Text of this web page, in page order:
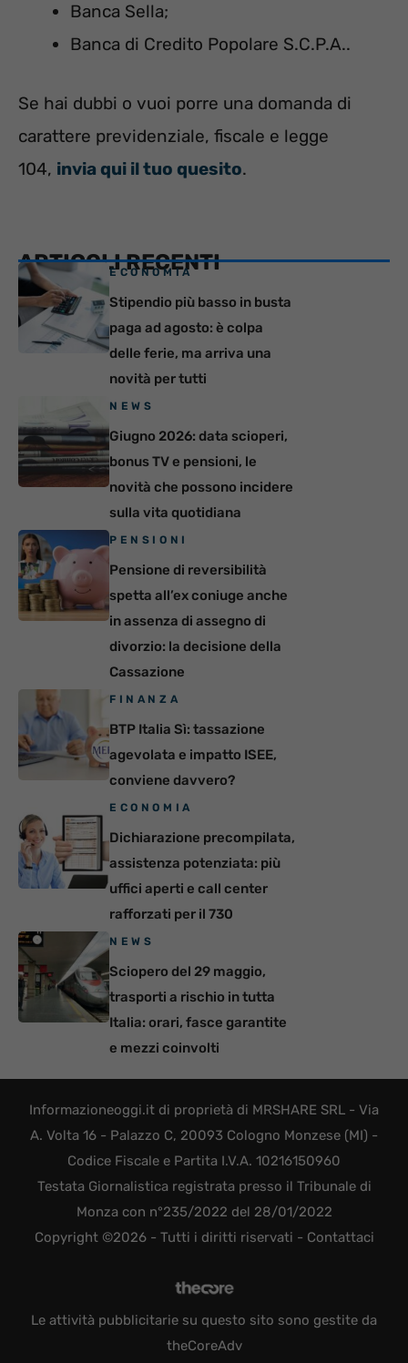
Banca Sella;
Banca di Credito Popolare S.C.P.A..
Se hai dubbi o vuoi porre una domanda di
carattere previdenziale, fiscale e legge
104, invia qui il tuo quesito.
ARTICOLI RECENTI
ECONOMIA
Stipendio più basso in busta
paga ad agosto: è colpa
delle ferie, ma arriva una
novità per tutti
NEWS
Giugno 2026: data scioperi,
bonus TV e pensioni, le
novità che possono incidere
sulla vita quotidiana
PENSIONI
Pensione di reversibilità
spetta all’ex coniuge anche
in assenza di assegno di
divorzio: la decisione della
Cassazione
FINANZA
BTP Italia Sì: tassazione
agevolata e impatto ISEE,
conviene davvero?
ECONOMIA
Dichiarazione precompilata,
assistenza potenziata: più
uffici aperti e call center
rafforzati per il 730
NEWS
Sciopero del 29 maggio,
trasporti a rischio in tutta
Italia: orari, fasce garantite
e mezzi coinvolti
Informazioneoggi.it di proprietà di MRSHARE SRL - Via
A. Volta 16 - Palazzo C, 20093 Cologno Monzese (MI) -
Codice Fiscale e Partita I.V.A. 10216150960
Testata Giornalistica registrata presso il Tribunale di
Monza con n°235/2022 del 28/01/2022
Copyright ©2026 - Tutti i diritti riservati - Contattaci
Le attività pubblicitarie su questo sito sono gestite da
theCoreAdv